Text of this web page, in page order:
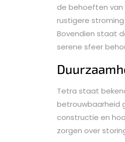
de behoeften van
rustigere
Bovendien staat
serene sfeer
Tetra staat
betrouwbaarheid
constructie en
zorgen over